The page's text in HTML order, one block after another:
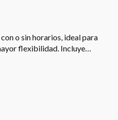
o sin horarios, ideal para
flexibilidad. Incluye…